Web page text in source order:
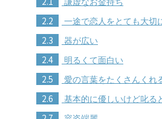
2.2 一途で恋人をとても大切
2.3 器が広い
2.4 明るくて面白い
2.5 愛の言葉をたくさんくれ
2.6 基本的に優しいけど叱る